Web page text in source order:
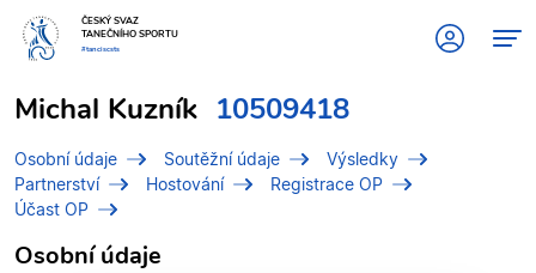
ČESKÝ SVAZ
TANEČNÍHO SPORTU
#tanciscsts
Michal Kuzník 10509418
Osobní údaje Soutěžní údaje
Výsledky
Partnerství
Hostování
Registrace OP
Účast OP
Osobní údaje